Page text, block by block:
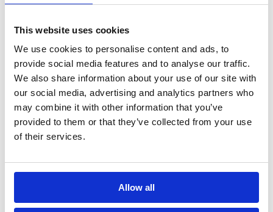
This website uses cookies
We use cookies to personalise content and ads, to
provide social media features and to analyse our traffic.
We also share information about your use of our site with
our social media, advertising and analytics partners who
may combine it with other information that you’ve
provided to them or that they’ve collected from your use
of their services.
Allow all